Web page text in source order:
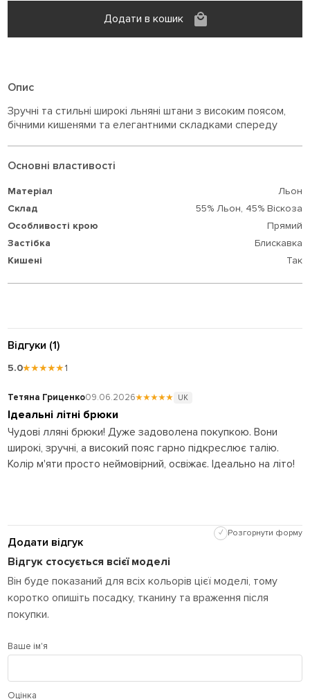
Додати в кошик
Опис
Зручні та стильні широкі льняні штани з високим поясом,
бічними кишенями та елегантними складками спереду
Основні властивості
Матеріал
Льон
Склад
55% Льон, 45% Віскоза
Особливості крою
Прямий
Застібка
Блискавка
Кишені
Так
Відгуки (1)
5.0★★★★★1
Тетяна Гриценко09.06.2026★★★★★ UK
Ідеальні літні брюки
Чудові лляні брюки! Дуже задоволена покупкою. Вони
широкі, зручні, а високий пояс гарно підкреслює талію.
Колір м'яти просто неймовірний, освіжає. Ідеально на літо!
Додати відгук
✓ Розгорнути форму
Відгук стосується всієї моделі
Він буде показаний для всіх кольорів цієї моделі, тому
коротко опишіть посадку, тканину та враження після
покупки.
Ваше ім'я
Оцінка